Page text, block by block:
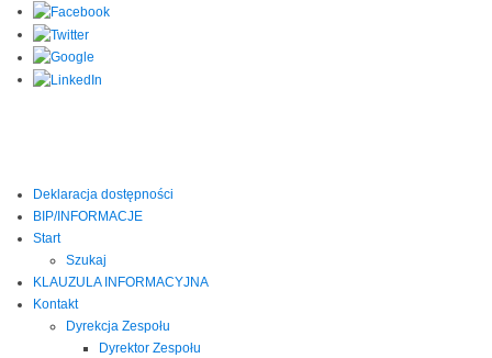
Deklaracja dostępności
BIP/INFORMACJE
Start
Szukaj
KLAUZULA INFORMACYJNA
Kontakt
Dyrekcja Zespołu
Dyrektor Zespołu